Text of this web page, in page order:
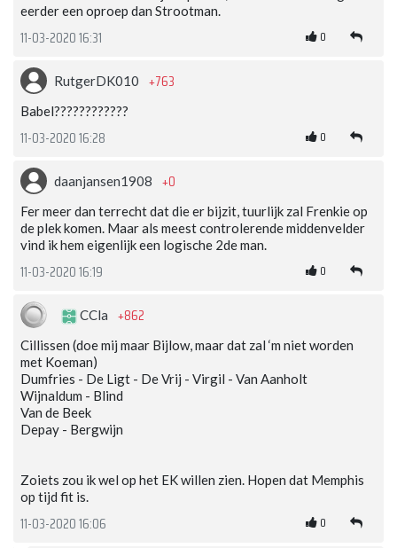
eerder een oproep dan Strootman.
11-03-2020 16:31 0
RutgerDK010 +763
Babel????????????
11-03-2020 16:28 0
daanjansen1908 +0
Fer meer dan terrecht dat die er bijzit, tuurlijk zal Frenkie op
de plek komen. Maar als meest controlerende middenvelder
vind ik hem eigenlijk een logische 2de man.
11-03-2020 16:19 0
CCla +862
Cillissen (doe mij maar Bijlow, maar dat zal ‘m niet worden
met Koeman)
Dumfries - De Ligt - De Vrij - Virgil - Van Aanholt
Wijnaldum - Blind
Van de Beek
Depay - Bergwijn
Zoiets zou ik wel op het EK willen zien. Hopen dat Memphis
op tijd fit is.
11-03-2020 16:06 0